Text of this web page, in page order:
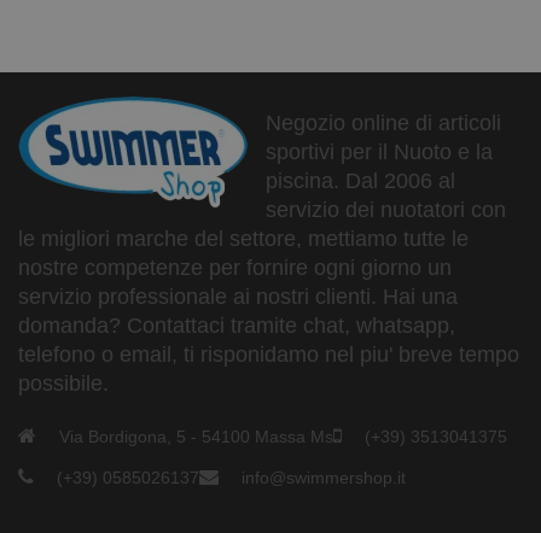
Negozio online di articoli
sportivi per il Nuoto e la
piscina. Dal 2006 al
servizio dei nuotatori con
le migliori marche del settore, mettiamo tutte le
nostre competenze per fornire ogni giorno un
servizio professionale ai nostri clienti. Hai una
domanda? Contattaci tramite chat, whatsapp,
telefono o email, ti risponidamo nel piu' breve tempo
possibile.
Via Bordigona, 5 - 54100 Massa Ms (+39) 3513041375
(+39) 0585026137 info@swimmershop.it